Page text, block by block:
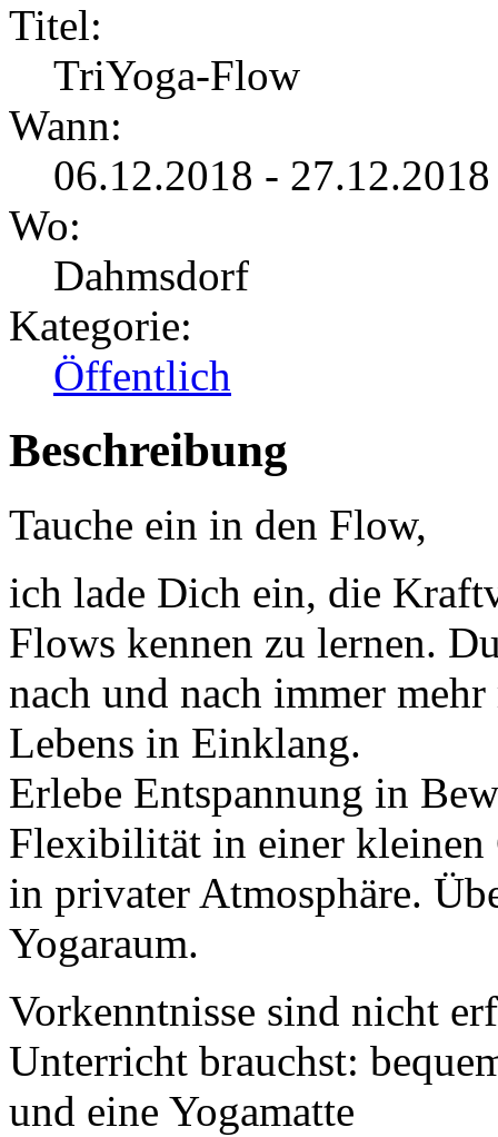
Titel:
TriYoga-Flow
Wann:
06.12.2018 -
Wo:
Dahmsdorf
Kategorie:
Öffentlich
Beschreibung
Tauche ein in den Flow,
ich lade Dich ein, die
Flows kennen zu lernen.
nach und nach immer
Lebens in Einklang.
Erlebe Entspannung in
Flexibilität in einer kleinen
in privater Atmosphäre.
Yogaraum.
Vorkenntnisse sind nicht
Unterricht brauchst:
und eine Yogamatte